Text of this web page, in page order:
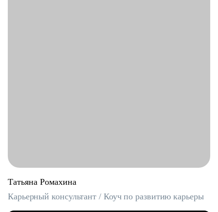
Татьяна Ромахина
Карьерный консультант / Коуч по развитию карьеры